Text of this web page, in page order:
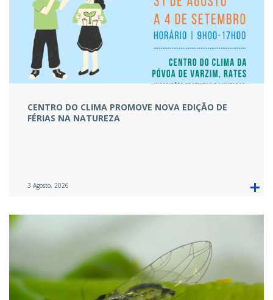
CENTRO DO CLIMA PROMOVE NOVA EDIÇÃO DE
FÉRIAS NA NATUREZA
3 Agosto, 2026